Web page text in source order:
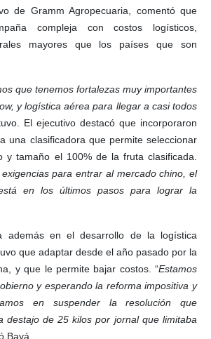
de Gramm Agropecuaria, comentó que
compleja con costos logísticos,
mayores que los países que son
que tenemos fortalezas muy importantes
y logística aérea para llegar a casi todos
El ejecutivo destacó que incorporaron
una clasificadora que permite seleccionar
y tamaño el 100% de la fruta clasificada.
para entrar al mercado chino, el
en los últimos pasos para lograr la
además en el desarrollo de la logística
que adaptar desde el año pasado por la
y que le permite bajar costos. “Estamos
y esperando la reforma impositiva y
en suspender la resolución que
destajo de 25 kilos por jornal que limitaba
Bayá.